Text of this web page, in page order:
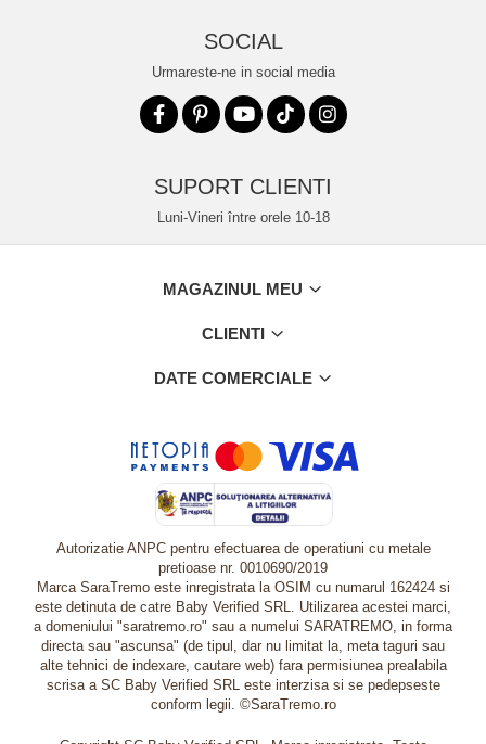
SOCIAL
Urmareste-ne in social media
SUPORT CLIENTI
Luni-Vineri între orele 10-18
MAGAZINUL MEU
CLIENTI
DATE COMERCIALE
Autorizatie ANPC pentru efectuarea de operatiuni cu metale
pretioase nr. 0010690/2019
Marca SaraTremo este inregistrata la OSIM cu numarul 162424 si
este detinuta de catre Baby Verified SRL. Utilizarea acestei marci,
a domeniului "saratremo.ro" sau a numelui SARATREMO, in forma
directa sau "ascunsa" (de tipul, dar nu limitat la, meta taguri sau
alte tehnici de indexare, cautare web) fara permisiunea prealabila
scrisa a SC Baby Verified SRL este interzisa si se pedepseste
conform legii. ©SaraTremo.ro